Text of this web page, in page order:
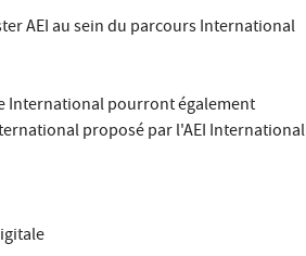
AEI au sein du parcours International
International pourront également
proposé par l'AEI International